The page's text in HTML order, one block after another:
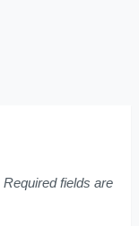
Required fields are